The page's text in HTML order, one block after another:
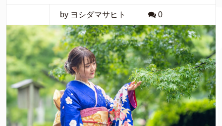
by ヨシダマサヒト 0